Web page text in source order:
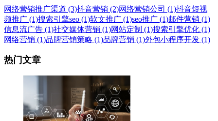
网络营销推广渠道 (3)抖音营销 (2)网络营销公司 (1)抖音短视
频推广 (1)搜索引擎seo (1)软文推广 (1)seo推广 (1)邮件营销 (1)
信息流广告 (1)社交媒体营销 (1)网站定制 (1)搜索引擎优化 (1)
网络营销 (1)品牌营销策略 (1)品牌营销 (1)外包小程序开发 (1)
热门文章